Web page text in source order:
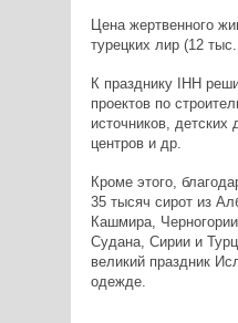
Цена жертвенного
турецких лир (12
К празднику IHH
проектов по
источников, детских
центров и др.
Кроме этого,
35 тысяч сирот из
Кашмира,
Судана, Сирии и
великий праздник
одежде.